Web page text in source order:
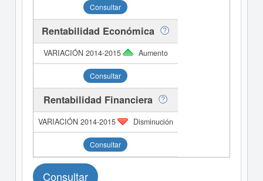
Consultar
Rentabilidad Económica
Aumento
Consultar
Rentabilidad Financiera
Disminución
Consultar
Consultar